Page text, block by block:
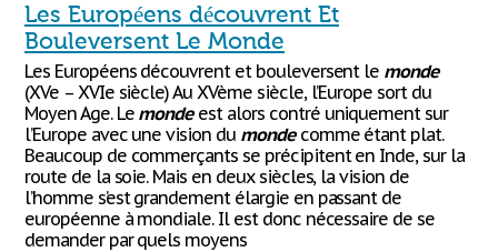
Les Européens découvrent Et
Bouleversent Le Monde
Les Européens découvrent et bouleversent le monde
(XVe – XVIe siècle) Au XVème siècle, l’Europe sort du
Moyen Age. Le mondeest alors contré uniquement sur
l’Europe avec une vision du mondecomme étant plat.
Beaucoup de commerçants se précipitent en Inde, sur la
route de la soie. Mais en deux siècles, la vision de
l’homme s’est grandement élargie en passant de
européenne à mondiale. Il est donc nécessaire de se
demander par quels moyens